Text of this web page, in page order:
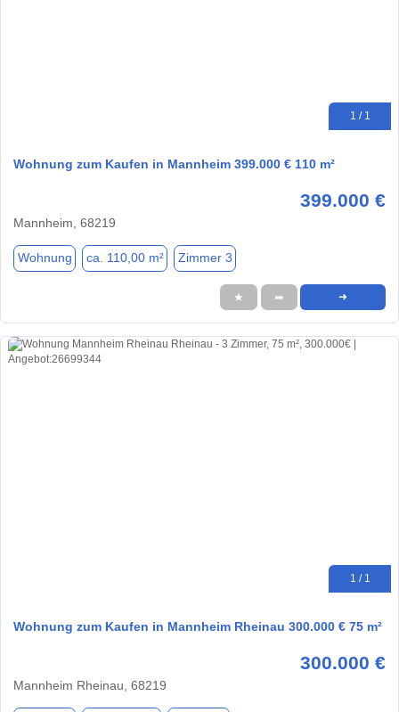
1 / 1
Wohnung zum Kaufen in Mannheim 399.000 € 110 m²
399.000 €
Mannheim, 68219
Wohnung ca. 110,00 m² Zimmer 3
★ ➦ ➜
1 / 1
Wohnung zum Kaufen in Mannheim Rheinau 300.000 € 75 m²
300.000 €
Mannheim Rheinau, 68219